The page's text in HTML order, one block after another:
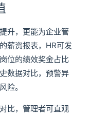
升，更能为企业管
薪资报表，HR可发
位的绩效奖金占比
数据对比，预警异
险。
比，管理者可直观